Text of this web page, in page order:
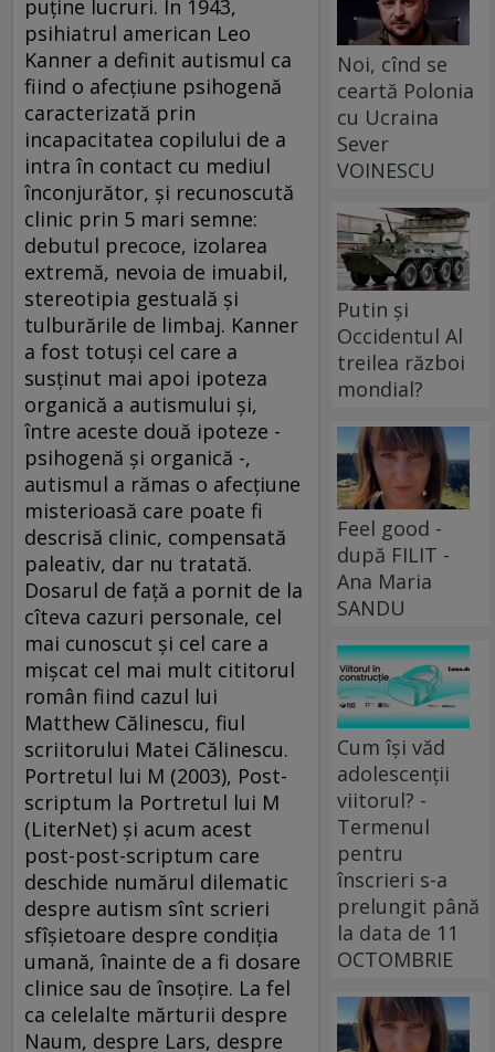
puţine lucruri. În 1943,
psihiatrul american Leo
Kanner a definit autismul ca
fiind o afecţiune psihogenă
caracterizată prin
incapacitatea copilului de a
intra în contact cu mediul
înconjurător, şi recunoscută
clinic prin 5 mari semne:
debutul precoce, izolarea
extremă, nevoia de imuabil,
stereotipia gestuală şi
tulburările de limbaj. Kanner
a fost totuşi cel care a
susţinut mai apoi ipoteza
organică a autismului şi,
între aceste două ipoteze -
psihogenă şi organică -,
autismul a rămas o afecţiune
misterioasă care poate fi
descrisă clinic, compensată
paleativ, dar nu tratată.
Dosarul de faţă a pornit de la
cîteva cazuri personale, cel
mai cunoscut şi cel care a
mişcat cel mai mult cititorul
român fiind cazul lui
Matthew Călinescu, fiul
scriitorului Matei Călinescu.
Portretul lui M (2003), Post-
scriptum la Portretul lui M
(LiterNet) şi acum acest
post-post-scriptum care
deschide numărul dilematic
despre autism sînt scrieri
sfîşietoare despre condiţia
umană, înainte de a fi dosare
clinice sau de însoţire. La fel
ca celelalte mărturii despre
Naum, despre Lars, despre
Noi, cînd se
ceartă Polonia
cu Ucraina
Sever
VOINESCU
Putin și
Occidentul Al
treilea război
mondial?
Feel good -
după FILIT -
Ana Maria
SANDU
Cum își văd
adolescenții
viitorul? -
Termenul
pentru
înscrieri s-a
prelungit până
la data de 11
OCTOMBRIE